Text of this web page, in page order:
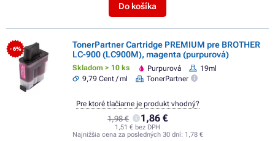
Do košíka
- 6%
TonerPartner Cartridge PREMIUM pre BROTHER
LC-900 (LC900M), magenta (purpurová)
Skladom > 10 ks Purpurová
19ml
9,79 Cent / ml
TonerPartner
1,98 € 1,86 €
1,51 € bez DPH
Najnižšia cena za posledných 30 dní: 1,78 €
Pre ktoré tlačiarne je produkt vhodný?